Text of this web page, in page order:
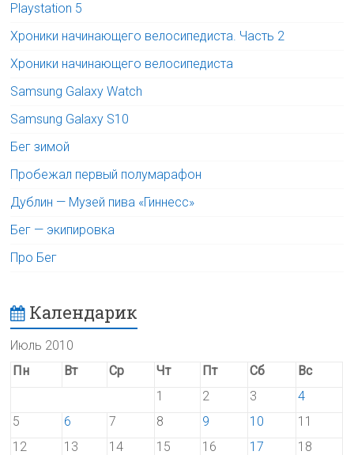
Playstation 5
Хроники начинающего велосипедиста. Часть 2
Хроники начинающего велосипедиста
Samsung Galaxy Watch
Samsung Galaxy S10
Бег зимой
Пробежал первый полумарафон
Дублин — Музей пива «Гиннесс»
Бег — экипировка
Про Бег
Календарик
Июль 2010
Пн
Вт Ср Чт Пт Сб
Вс
1
2 3
4
5
6 7 8 9 10
11
12
13 14 15 16 17
18